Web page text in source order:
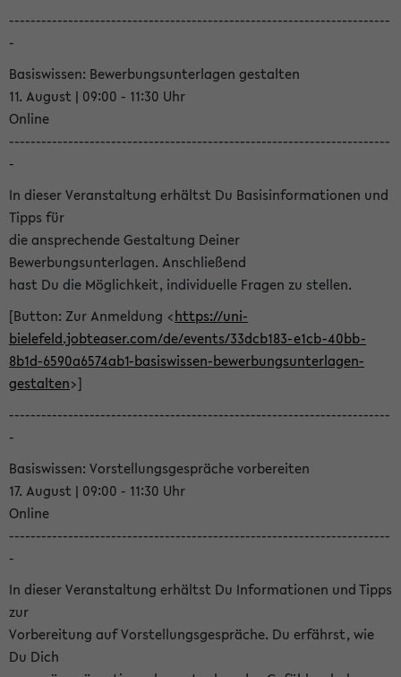
-----------------------------------------------------------------------
-
Basiswissen: Bewerbungsunterlagen gestalten
11. August | 09:00 - 11:30 Uhr
Online
-----------------------------------------------------------------------
-
In dieser Veranstaltung erhältst Du Basisinformationen und
Tipps für
die ansprechende Gestaltung Deiner
Bewerbungsunterlagen. Anschließend
hast Du die Möglichkeit, individuelle Fragen zu stellen.
[Button: Zur Anmeldung <https://uni-
bielefeld.jobteaser.com/de/events/33dcb183-e1cb-40bb-
8b1d-6590a6574ab1-basiswissen-bewerbungsunterlagen-
gestalten>]
-----------------------------------------------------------------------
-
Basiswissen: Vorstellungsgespräche vorbereiten
17. August | 09:00 - 11:30 Uhr
Online
-----------------------------------------------------------------------
-
In dieser Veranstaltung erhältst Du Informationen und Tipps
zur
Vorbereitung auf Vorstellungsgespräche. Du erfährst, wie
Du Dich